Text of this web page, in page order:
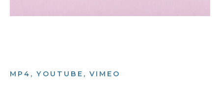
MP4, YOUTUBE, VIMEO